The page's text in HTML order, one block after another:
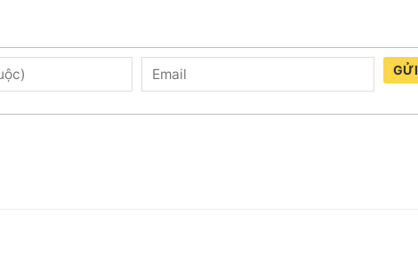
dễ dàng hơn
nhấn trong mắt khách hàng khiến siêu thị cửa hàng trở
điểm nổi bật là lưng kệ được làm từ tấm tôn đục lỗ, sản
tường
GỬI